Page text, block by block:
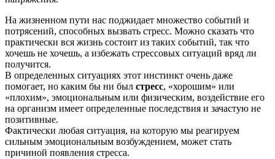
На жизненном пути нас поджидает множество событий и
потрясений, способных вызвать стресс. Можно сказать что
практически вся жизнь состоит из таких событий, так что
хочешь не хочешь, а избежать стрессовых ситуаций вряд ли
получится.
В определенных ситуациях этот инстинкт очень даже
помогает, но каким бы ни был стресс, «хорошим» или
«плохим», эмоциональным или физическим, воздействие его
на организм имеет определенные последствия и зачастую не
позитивные.
Фактически любая ситуация, на которую мы реагируем
сильным эмоциональным возбуждением, может стать
причиной появления стресса.